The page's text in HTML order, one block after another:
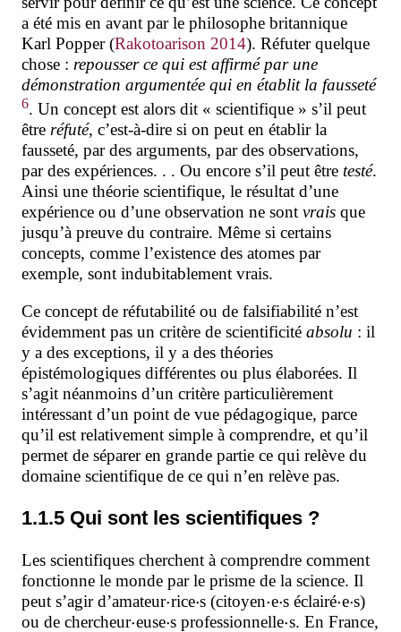
a été mis en avant par le philosophe britannique
Karl Popper(Rakotoarison 2014). Réfuter quelque
chose : repousser ce qui est affirmé par une
démonstration argumentée qui en établit la fausseté
6. Un concept est alors dit « scientifique » s’il peut
être réfuté, c’est-à-dire si on peut en établir la
fausseté, par des arguments, par des observations,
par des expériences. . . Ou encore s’il peut être testé.
Ainsi une théorie scientifique, le résultat d’une
expérience ou d’une observation ne sont vrais que
jusqu’à preuve du contraire. Même si certains
concepts, comme l’existence des atomes par
exemple, sont indubitablement vrais.
Ce concept de réfutabilité ou de falsifiabilité n’est
évidemment pas un critère de scientificité absolu : il
y a des exceptions, il y a des théories
épistémologiques différentes ou plus élaborées. Il
s’agit néanmoins d’un critère particulièrement
intéressant d’un point de vue pédagogique, parce
qu’il est relativement simple à comprendre, et qu’il
permet de séparer en grande partie ce qui relève du
domaine scientifique de ce qui n’en relève pas.
1.1.5 Qui sont les scientifiques ?
Les scientifiques cherchent à comprendre comment
fonctionne le monde par le prisme de la science. Il
peut s’agir d’amateur⋅rice⋅s (citoyen⋅e⋅s éclairé⋅e ⋅s)
ou de chercheur⋅euse s professionnelle⋅s. En France,